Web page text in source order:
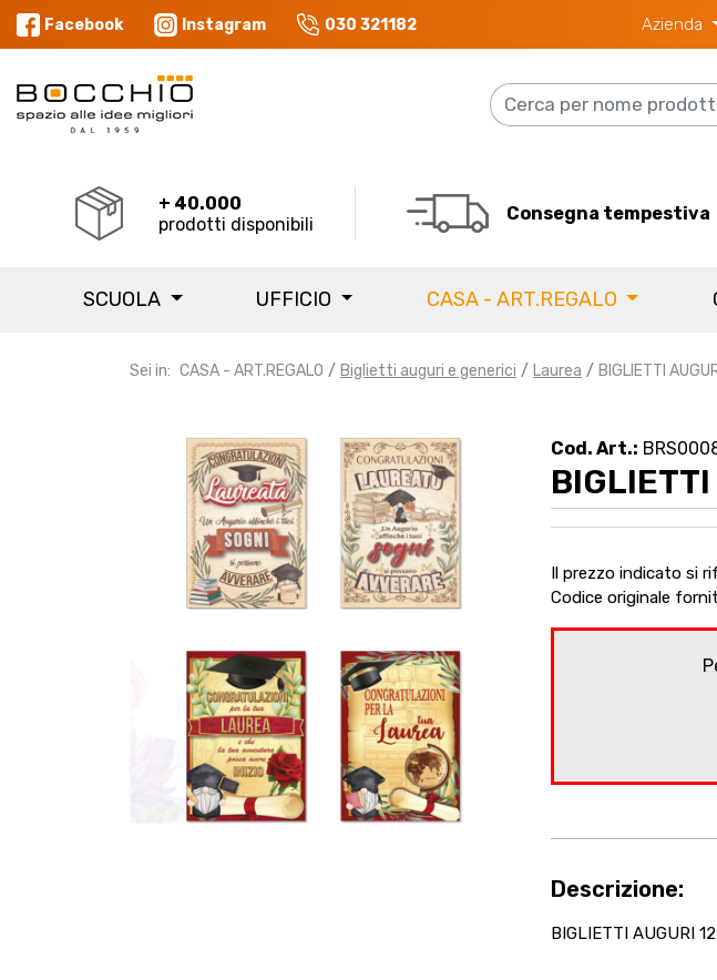
Facebook Instagram 030 321182 Azienda
+ 40.000
prodotti disponibili
Consegna tempestiva
SCUOLA UFFICIO CASA - ART.REGALO
Sei in: CASA - ART.REGALO Biglietti auguri e generici Laurea BIGLIETTI
Cod. Art.:
Il prezzo indicato si
Codice originale
Descrizione:
BIGLIETTI AUGURI